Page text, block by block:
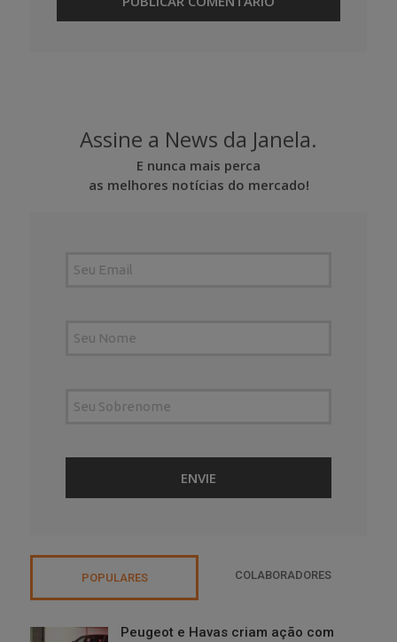
Assine a News da Janela.
E nunca mais perca
as melhores notícias do mercado!
POPULARES COLABORADORES
Peugeot e Havas criam ação com